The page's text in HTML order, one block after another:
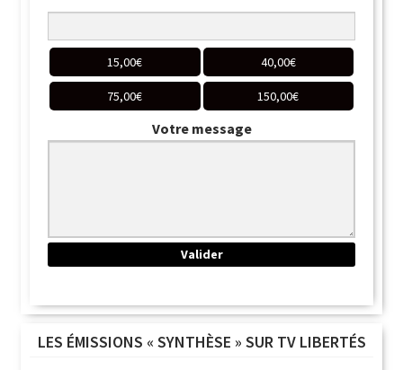
15,00€ 40,00€
75,00€ 150,00€
Votre message
LES ÉMISSIONS « SYNTHÈSE » SUR TV LIBERTÉS